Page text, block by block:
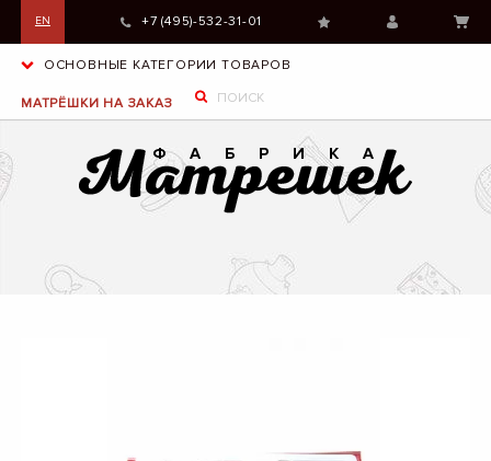
EN +7 (495)-532-31-01
ОСНОВНЫЕ КАТЕГОРИИ ТОВАРОВ
МАТРЁШКИ НА ЗАКАЗ